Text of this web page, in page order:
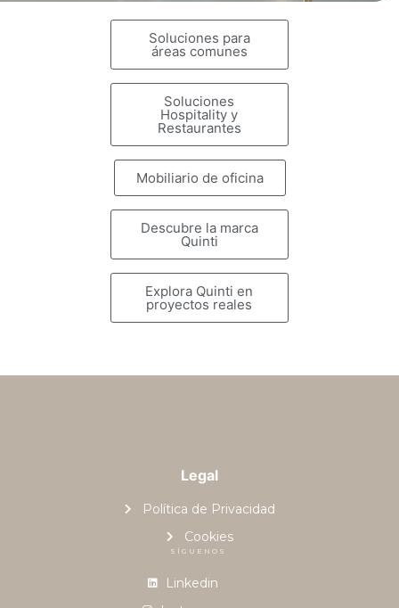
Soluciones para
áreas comunes
Soluciones
Hospitality y
Restaurantes
Mobiliario de oficina
Descubre la marca
Quinti
Explora Quinti en
proyectos reales
Legal
Política de Privacidad
Cookies
SÍGUENOS
Linkedin